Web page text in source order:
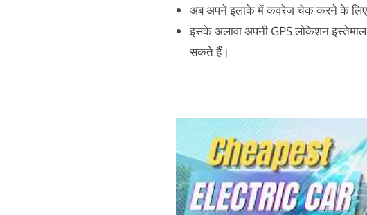
अब अपने इलाके में कवरेज चेक करने के लिए
इसके अलावा अपनी GPS लोकेशन
सकते हैं।